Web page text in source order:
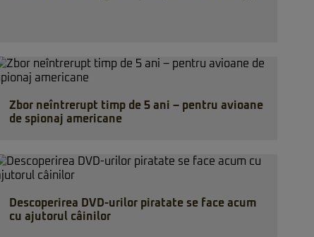
Zbor neîntrerupt timp de 5 ani – pentru avioane
de spionaj americane
Descoperirea DVD-urilor piratate se face acum
cu ajutorul câinilor